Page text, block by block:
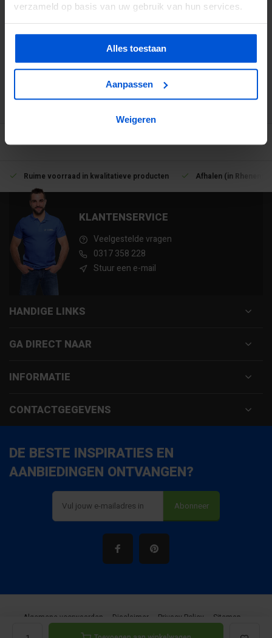
verzameld op basis van uw gebruik van hun services.
Alles toestaan
Aanpassen
Weigeren
info@dejonghandelsonderneming.nl
Ruime voorraad in kwalitatieve producten Afhalen (in Rhenen)
KLANTENSERVICE
Veelgestelde vragen
0317 358 228
Stuur een e-mail
HANDIGE LINKS
GA DIRECT NAAR
INFORMATIE
CONTACTGEGEVENS
DE BESTE INSPIRATIES EN
AANBIEDINGEN ONTVANGEN?
Abonneer
Algemene voorwaarden Disclaimer Privacy Policy Sitemap